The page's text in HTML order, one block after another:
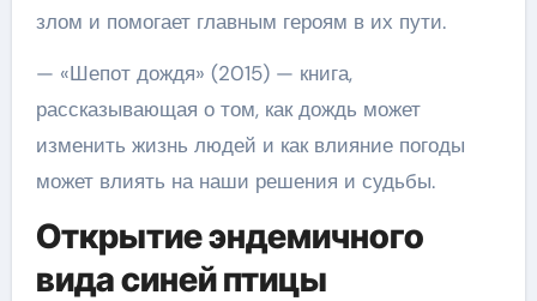
злом и помогает главным героям в их пути.
— «Шепот дождя» (2015) — книга,
рассказывающая о том, как дождь может
изменить жизнь людей и как влияние погоды
может влиять на наши решения и судьбы.
Открытие эндемичного
вида синей птицы